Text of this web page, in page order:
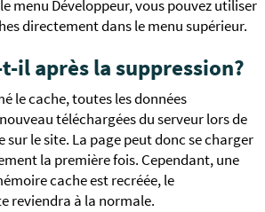
menu Développeur, vous pouvez utiliser
directement dans le menu supérieur.
t-il après la suppression?
le cache, toutes les données
téléchargées du serveur lors de
le site. La page peut donc se charger
la première fois. Cependant, une
cache est recréée, le
reviendra à la normale.